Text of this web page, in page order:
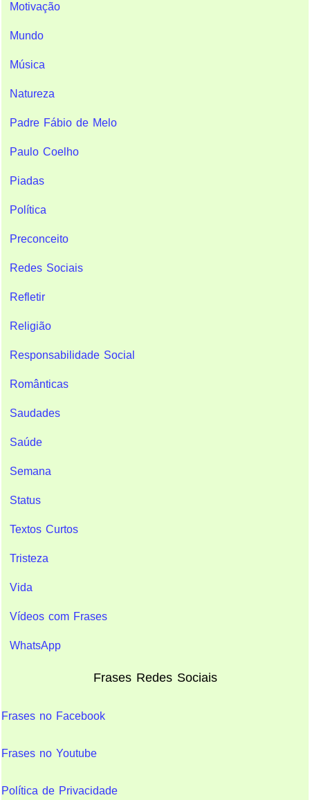
Motivação
Mundo
Música
Natureza
Padre Fábio de Melo
Paulo Coelho
Piadas
Política
Preconceito
Redes Sociais
Refletir
Religião
Responsabilidade Social
Românticas
Saudades
Saúde
Semana
Status
Textos Curtos
Tristeza
Vida
Vídeos com Frases
WhatsApp
Frases Redes Sociais
Frases no Facebook
Frases no Youtube
Política de Privacidade